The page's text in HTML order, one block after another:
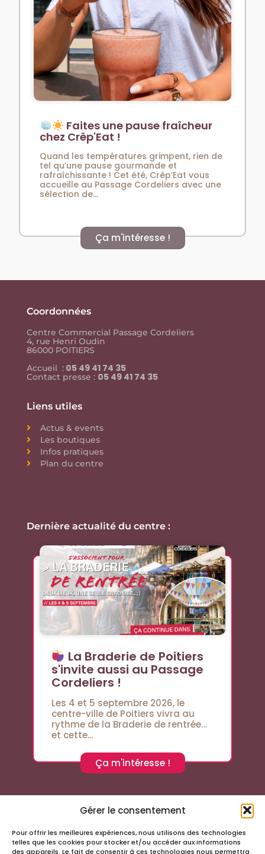
Gérer le consentement
Pour offrir les meilleures expériences, nous utilisons des technologies
telles que les cookies pour stocker et/ou accéder aux informations
des appareils. Le fait de consentir à ces technologies nous permettra
Faites une pause fraîcheur
chez Crêp'Eat !
Quand les températures grimpent, rien de
tel qu’une pause gourmande et
rafraîchissante ! Cet été, Crêp’Eat vous
accueille au Passage Cordeliers avec une
sélection de...
Ça m'intéresse !
Coordonnées
Centre Commercial Passage Cordeliers
4, rue Henri Oudin
86000 POITIERS
Accueil : 05 49 41 74 35
Contact presse : 05 49 41 74 35
Liens utiles
Actus & events
Les boutiques
Infos pratiques
Plan du centre
Dernière actualité du centre :
La Braderie de Poitiers
s'invite aussi au Passage
Cordeliers !
Les 4 et 5 septembre 2026, le
centre-ville de Poitiers vivra au
rythme de la Braderie de rentrée…
et cette...
Ça m'intéresse !
Suivez-nous sur les réseaux sociaux